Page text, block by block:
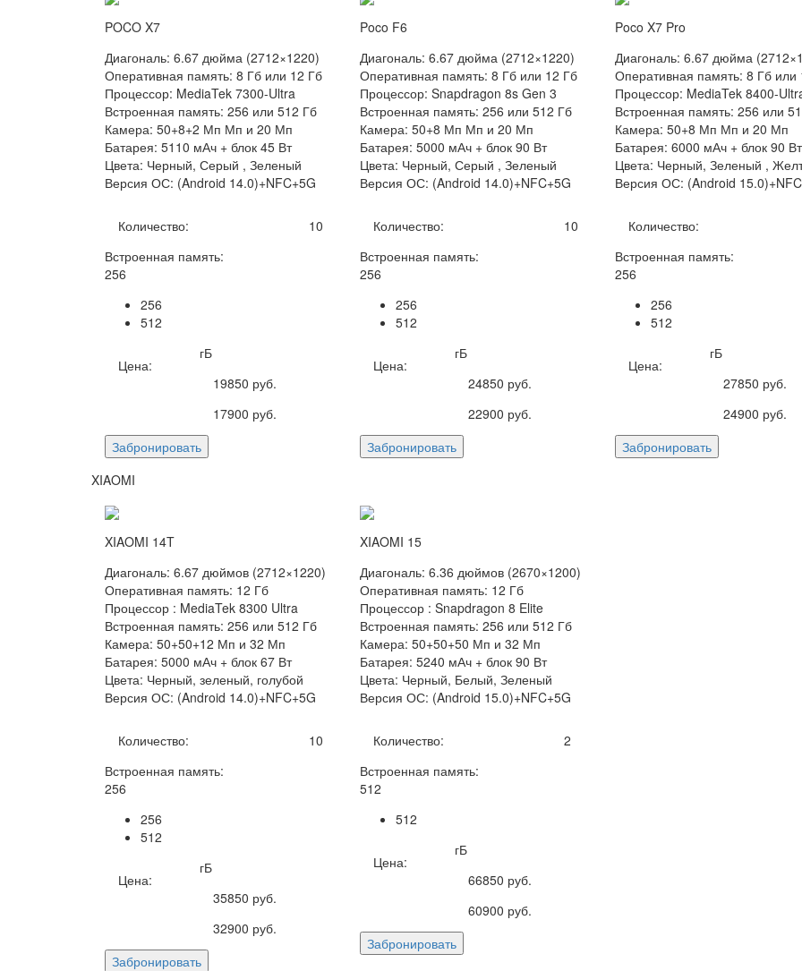
POCO X7
Диагональ: 6.67 дюйма (2712×1220)
Оперативная память: 8 Гб или 12 Гб
Процессор: MediaTek 7300-Ultra
Встроенная память: 256 или 512 Гб
Камера: 50+8+2 Мп Мп и 20 Мп
Батарея: 5110 мАч + блок 45 Вт
Цвета: Черный, Серый , Зеленый
Версия ОС: (Android 14.0)+NFC+5G
Количество:
10
Встроенная память:
256
256
512
гБ
Цена:
19850 руб.
17900 руб.
Забронировать
Poco F6
Диагональ: 6.67 дюйма (2712×1220)
Оперативная память: 8 Гб или 12 Гб
Процессор: Snapdragon 8s Gen 3
Встроенная память: 256 или 512 Гб
Камера: 50+8 Мп Мп и 20 Мп
Батарея: 5000 мАч + блок 90 Вт
Цвета: Черный, Серый , Зеленый
Версия ОС: (Android 14.0)+NFC+5G
Количество:
10
Встроенная память:
256
256
512
гБ
Цена:
24850 руб.
22900 руб.
Забронировать
Poco X7 Pro
Диагональ: 6.67 дюйма
Оперативная память: 8 Гб или
Процессор: MediaTek 8400-
Встроенная память: 256 или
Камера: 50+8 Мп Мп и 20 Мп
Батарея: 6000 мАч + блок 90 Вт
Цвета: Черный, Зеленый ,
Версия ОС: (Android
Количество:
Встроенная память:
256
256
512
гБ
Цена:
27850 руб.
24900 руб.
Забронировать
XIAOMI
XIAOMI 14T
Диагональ: 6.67 дюймов (2712×1220)
Оперативная память: 12 Гб
Процессор : MediaTek 8300 Ultra
Встроенная память: 256 или 512 Гб
Камера: 50+50+12 Мп и 32 Мп
Батарея: 5000 мАч + блок 67 Вт
Цвета: Черный, зеленый, голубой
Версия ОС: (Android 14.0)+NFC+5G
Количество:
10
Встроенная память:
256
256
512
гБ
Цена:
35850 руб.
32900 руб.
Забронировать
XIAOMI 15
Диагональ: 6.36 дюймов (2670×1200)
Оперативная память: 12 Гб
Процессор : Snapdragon 8 Elite
Встроенная память: 256 или 512 Гб
Камера: 50+50+50 Мп и 32 Мп
Батарея: 5240 мАч + блок 90 Вт
Цвета: Черный, Белый, Зеленый
Версия ОС: (Android 15.0)+NFC+5G
Количество:
2
Встроенная память:
512
512
гБ
Цена:
66850 руб.
60900 руб.
Забронировать